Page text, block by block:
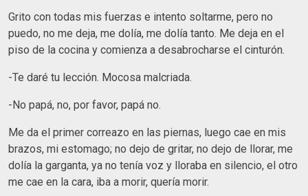
Grito con todas mis fuerzas e intento soltarme, pero no
puedo, no me deja, me dolía, me dolía tanto. Me deja en el
piso de la cocina y comienza a desabrocharse el cinturón.
-Te daré tu lección. Mocosa malcriada.
-No papá, no, por favor, papá no.
Me da el primer correazo en las piernas, luego cae en mis
brazos, mi estomago; no dejo de gritar, no dejo de llorar, me
dolía la garganta, ya no tenía voz y lloraba en silencio, el otro
me cae en la cara, iba a morir, quería morir.